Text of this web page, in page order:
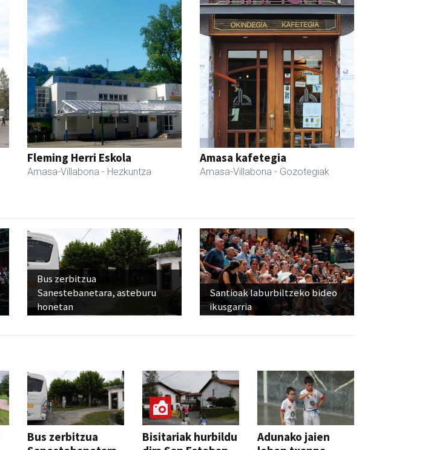
Fleming Herri Eskola
Amasa-Villabona - Hezkuntza
Amasa kafetegia
Amasa-Villabona - Gozotegiak
Bus zerbitzua
Sanestebanetara, asteburu
honetan
Santioak laburbiltzeko bideo
ikusgarria
Bus zerbitzua
Bisitariak hurbildu
Adunako jaien